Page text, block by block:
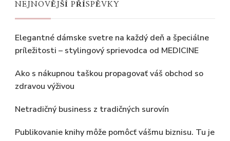
NEJNOVĚJŠÍ PŘÍSPĚVKY
Elegantné dámske svetre na každý deň a špeciálne
príležitosti – stylingový sprievodca od MEDICINE
Ako s nákupnou taškou propagovať váš obchod so
zdravou výživou
Netradičný business z tradičných surovín
Publikovanie knihy môže pomôcť vášmu biznisu. Tu je